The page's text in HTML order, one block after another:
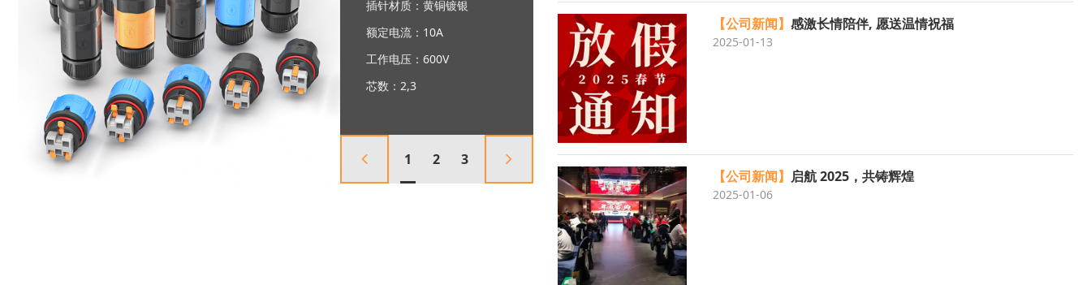
插针材质：黄铜镀银
额定电流：3~25A
工作电压：300~600V
芯数：2,3,4,10,12,19
额定电流：10A
1 2 3
【公司新闻】 感激长情陪伴, 愿送温情祝福
2025-01-13
【公司新闻】 启航 2025，共铸辉煌
2025-01-06